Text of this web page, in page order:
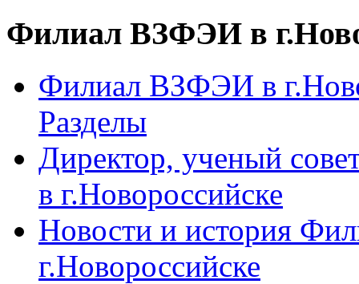
Филиал ВЗФЭИ в
Филиал ВЗФЭИ в
Разделы
Директор, ученый
в г.Новороссийске
Новости и история
г.Новороссийске